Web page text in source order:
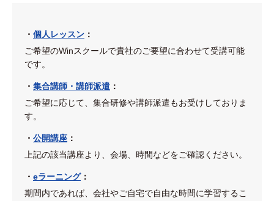
・ 個人レッスン ：
ご希望のWinスクールで貴社のご要望に合わせて受講可能
です。
・ 集合講師・講師派遣 ：
ご希望に応じて、集合研修や講師派遣もお受けしておりま
す。
・ 公開講座 ：
上記の該当講座より、会場、時間などをご確認ください。
・ eラーニング：
期間内であれば、会社やご自宅で自由な時間に学習するこ